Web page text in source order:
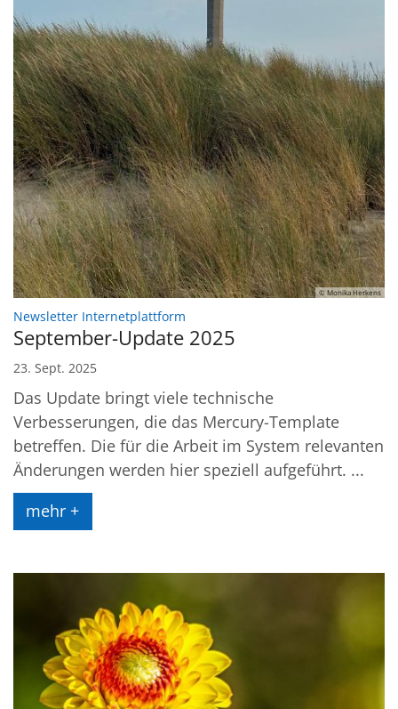
© Monika Herkens
Newsletter Internetplattform
September-Update 2025
23. Sept. 2025
Das Update bringt viele technische
Verbesserungen, die das Mercury-Template
betreffen. Die für die Arbeit im System relevanten
Änderungen werden hier speziell aufgeführt. ...
mehr +